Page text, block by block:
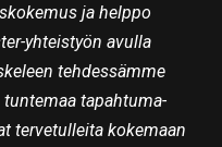
ja helppo
yhteistyön avulla
tehdessämme
tapahtuma-
tervetulleita kokemaan